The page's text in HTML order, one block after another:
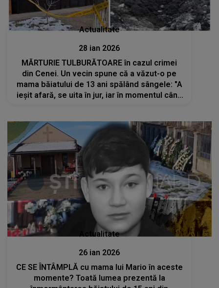
Actualitate
28 ian 2026
MĂRTURIE TULBURĂTOARE în cazul crimei
din Cenei. Un vecin spune că a văzut-o pe
mama băiatului de 13 ani spălând sângele: "A
ieșit afară, se uita în jur, iar în momentul când
Actualitate
26 ian 2026
CE SE ÎNTÂMPLĂ cu mama lui Mario în aceste
momente? Toată lumea prezentă la